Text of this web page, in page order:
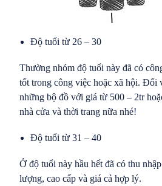
Độ tuổi từ 26 – 30
Thường nhóm độ tuổi này đã có
tốt trong công việc hoặc xã hội. Đối
những bộ đồ với giá từ 500 – 2tr
nhà cửa và thời trang nữa nhé!
Độ tuổi từ 31 – 40
Ở độ tuổi này hầu hết đã có thu
lượng, cao cấp và giá cả hợp lý.